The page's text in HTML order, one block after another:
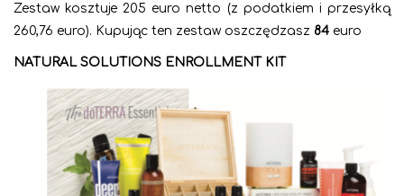
Zestaw kosztuje 205 euro netto (z podatkiem i przesyłką
260,76 euro). Kupując ten zestaw oszczędzasz 84 euro
NATURAL SOLUTIONS ENROLLMENT KIT